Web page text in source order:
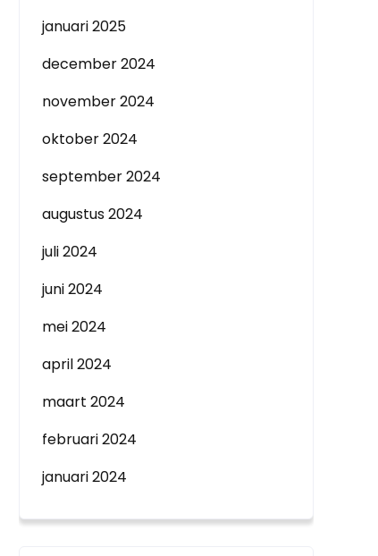
januari 2025
december 2024
november 2024
oktober 2024
september 2024
augustus 2024
juli 2024
juni 2024
mei 2024
april 2024
maart 2024
februari 2024
januari 2024